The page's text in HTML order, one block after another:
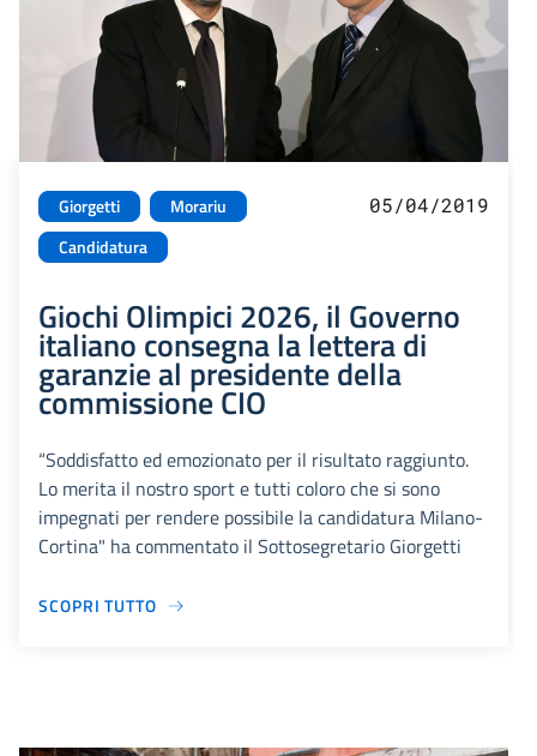
Giorgetti
Morariu
Candidatura
05/04/2019
Giochi Olimpici 2026, il Governo
italiano consegna la lettera di
garanzie al presidente della
commissione CIO
“Soddisfatto ed emozionato per il risultato raggiunto.
Lo merita il nostro sport e tutti coloro che si sono
impegnati per rendere possibile la candidatura Milano-
Cortina" ha commentato il Sottosegretario Giorgetti
SCOPRI TUTTO